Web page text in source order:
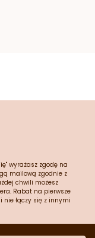
wyrażasz zgodę na
mailową zgodnie z
chwili możesz
Rabat na pierwsze
nie łączy się z innymi